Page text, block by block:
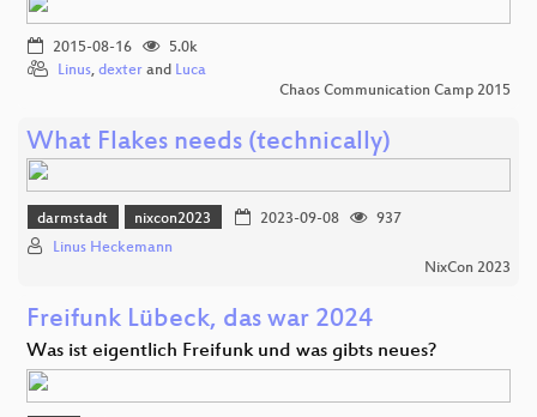
2015-08-16
5.0k
Linus, dexter and Luca
Chaos Communication Camp 2015
What Flakes needs (technically)
darmstadt nixcon2023 2023-09-08
937
Linus Heckemann
NixCon 2023
Freifunk Lübeck, das war 2024
Was ist eigentlich Freifunk und was gibts neues?